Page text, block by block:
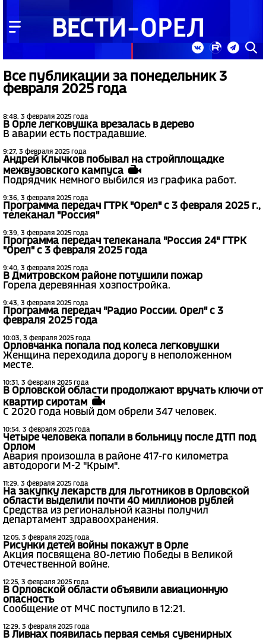
Все публикации за понедельник 3
февраля 2025 года
8:48, 3 февраля 2025 года
В Орле легковушка врезалась в дерево
В аварии есть пострадавшие.
9:27, 3 февраля 2025 года
Андрей Клычков побывал на стройплощадке
межвузовского кампуса
Подрядчик немного выбился из графика работ.
9:36, 3 февраля 2025 года
Программа передач ГТРК "Орел" с 3 февраля 2025 г.,
телеканал "Россия"
9:39, 3 февраля 2025 года
Программа передач телеканала "Россия 24" ГТРК
"Орел" с 3 февраля 2025 года
9:40, 3 февраля 2025 года
В Дмитровском районе потушили пожар
Горела деревянная хозпостройка.
9:43, 3 февраля 2025 года
Программа передач "Радио России. Орел" с 3
февраля 2025 года
10:03, 3 февраля 2025 года
Орловчанка попала под колеса легковушки
Женщина переходила дорогу в неположенном
месте.
10:31, 3 февраля 2025 года
В Орловской области продолжают вручать ключи от
квартир сиротам
С 2020 года новый дом обрели 347 человек.
10:54, 3 февраля 2025 года
Четыре человека попали в больницу после ДТП под
Орлом
Авария произошла в районе 417-го километра
автодороги М-2 "Крым".
11:29, 3 февраля 2025 года
На закупку лекарств для льготников в Орловской
области выделили почти 40 миллионов рублей
Средства из региональной казны получил
департамент здравоохранения.
12:05, 3 февраля 2025 года
Рисунки детей войны покажут в Орле
Акция посвящена 80-летию Победы в Великой
Отечественной войне.
12:25, 3 февраля 2025 года
В Орловской области объявили авиационную
опасность
Сообщение от МЧС поступило в 12:21.
12:29, 3 февраля 2025 года
В Ливнах появилась первая семья сувенирных